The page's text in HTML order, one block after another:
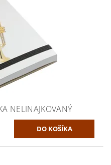
NELINAJKOVANÝ